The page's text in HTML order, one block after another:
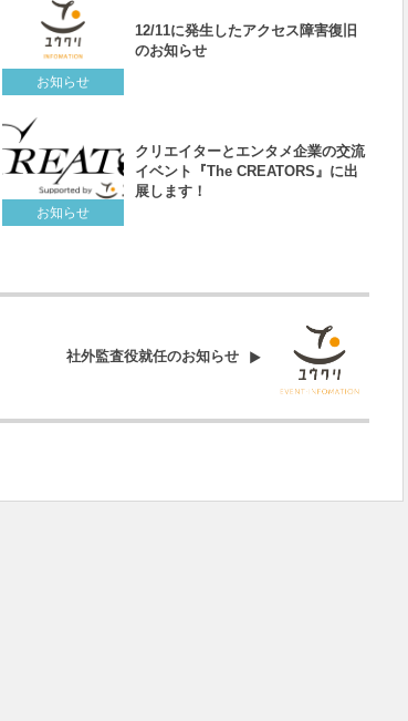
お知らせ
12/11に発生したアクセス障害復旧
のお知らせ
お知らせ
クリエイターとエンタメ企業の交流
イベント『The CREATORS』に出
展します！
社外監査役就任のお知らせ